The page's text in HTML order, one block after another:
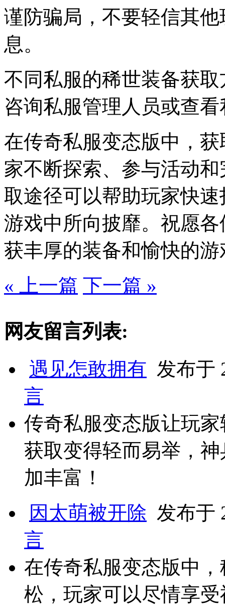
谨防骗局，不要轻信其
息。
不同私服的稀世装备获
咨询私服管理人员或查
在传奇私服变态版中，
家不断探索、参与活动
取途径可以帮助玩家快
游戏中所向披靡。祝愿
获丰厚的装备和愉快的
« 上一篇 下一篇 »
网友留言列表:
遇见怎敢拥有 发布于
言
传奇私服变态版让玩
获取变得轻而易举，
加丰富！
因太萌被开除 发布于
言
在传奇私服变态版中
松，玩家可以尽情享